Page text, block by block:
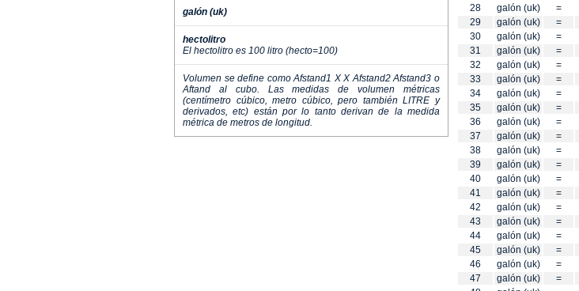
galón (uk)
hectolitro
El hectolitro es 100 litro (hecto=100)
Volumen se define como Afstand1 X X Afstand2 Afstand3 o
Aftand al cubo. Las medidas de volumen métricas
(centímetro cúbico, metro cúbico, pero también LITRE y
derivados, etc) están por lo tanto derivan de la medida
métrica de metros de longitud.
28
galón (uk) =
29
galón (uk) =
30
galón (uk) =
31
galón (uk) =
32
galón (uk) =
33
galón (uk) =
34
galón (uk) =
35
galón (uk) =
36
galón (uk) =
37
galón (uk) =
38
galón (uk) =
39
galón (uk) =
40
galón (uk) =
41
galón (uk) =
42
galón (uk) =
43
galón (uk) =
44
galón (uk) =
45
galón (uk) =
46
galón (uk) =
47
galón (uk) =